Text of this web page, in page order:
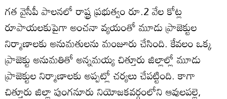
గత వైసీపీ పాలనలో రాష్ట్ర ప్రభుత్వం రూ.2 వేల కోట్ల
రూపాయలకుపైగా అంచనా వ్యయంతో మూడు ప్రాజెక్టుల
నిర్మాణాలకు అనుమతులను మంజూరు చేసింది. కేవలం ఒక్క
ప్రాజెక్టు అనుమతితో అన్నమయ్య చిత్తూరు జిల్లాల్లో మూడు
ప్రాజెక్టుల నిర్మాణాలకు అప్పట్లో చర్యలు చేపట్టింది. కాగా
చిత్తూరు జిల్లా పుంగనూరు నియోజకవర్గంలోని ఆవులపల్లె,